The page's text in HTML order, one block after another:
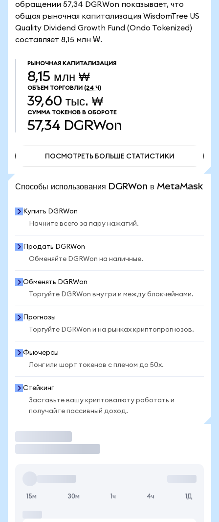
обращении 57,34 DGRWon показывает, что
общая рыночная капитализация WisdomTree US
Quality Dividend Growth Fund (Ondo Tokenized)
составляет 8,15 млн ₩.
РЫНОЧНАЯ КАПИТАЛИЗАЦИЯ
8,15 млн ₩
ОБЪЕМ ТОРГОВЛИ (24 Ч)
39,60 тыс. ₩
СУММА ТОКЕНОВ В ОБОРОТЕ
57,34 DGRWon
ПОСМОТРЕТЬ БОЛЬШЕ СТАТИСТИКИ
Способы использования DGRWon в MetaMask
Купить DGRWon
Начните всего за пару нажатий.
Продать DGRWon
Обменяйте DGRWon на наличные.
Обменять DGRWon
Торгуйте DGRWon внутри и между блокчейнами.
Прогнозы
Торгуйте DGRWon и на рынках криптопрогнозов.
Фьючерсы
Лонг или шорт токенов с плечом до 50x.
Стейкинг
Заставьте вашу криптовалюту работать и
получайте пассивный доход.
15м 30м 1ч 4ч 1Д